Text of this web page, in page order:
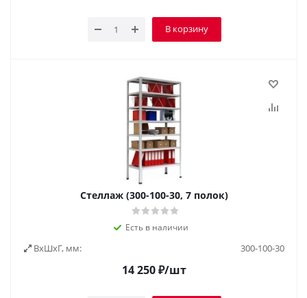
В корзину
Стеллаж (300-100-30, 7 полок)
Есть в наличии
ВxШxГ, мм: 300-100-30
14 250₽/шт